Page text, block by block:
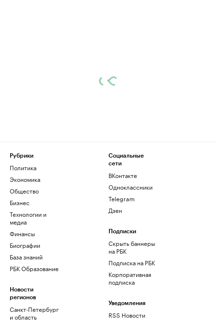
Рубрики
Политика
Экономика
Общество
Бизнес
Технологии и
медиа
Финансы
Биографии
База знаний
РБК Образование
Новости
регионов
Санкт-Петербург
и область
Социальные
сети
ВКонтакте
Одноклассники
Telegram
Дзен
Подписки
Скрыть баннеры
на РБК
Подписка на РБК
Корпоративная
подписка
Уведомления
RSS Новости